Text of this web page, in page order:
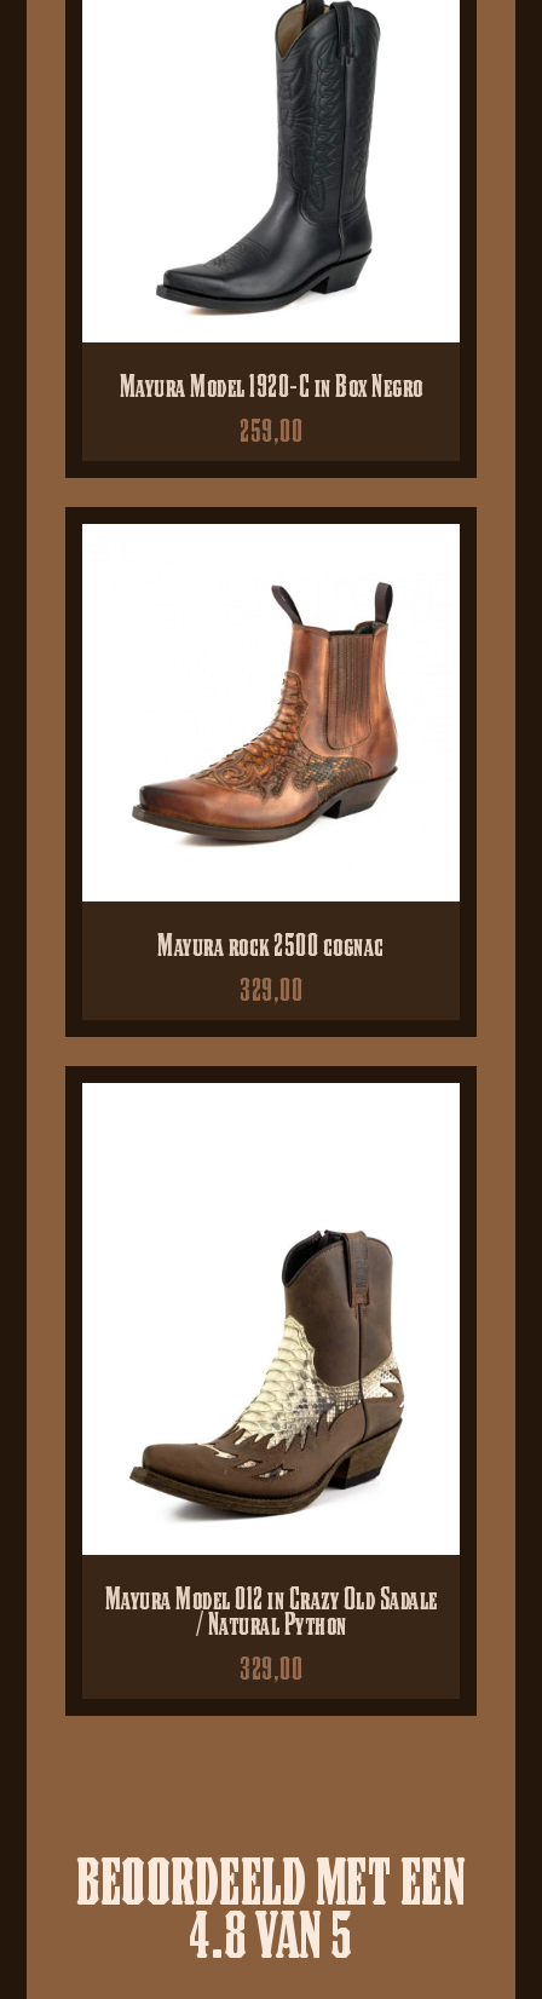
Mayura Model 1920-C in Box Negro
259,00
Mayura rock 2500 cognac
329,00
Mayura Model 012 in Crazy Old Sadale
/ Natural Python
329,00
BEOORDEELD MET EEN
4.8 VAN 5